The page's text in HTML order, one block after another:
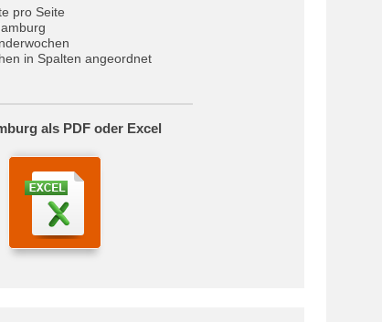
pro Seite
in Spalten angeordnet
als PDF oder Excel